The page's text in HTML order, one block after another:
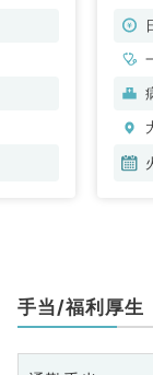
手当/福利厚生